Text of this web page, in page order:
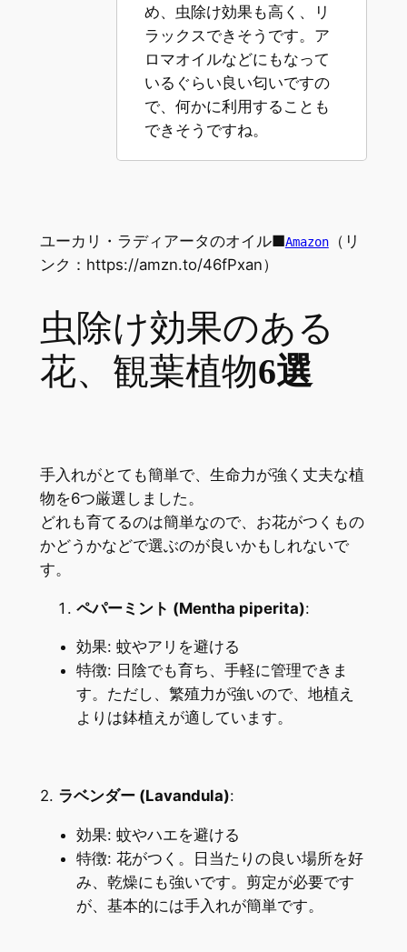
め、虫除け効果も高く、リ
ラックスできそうです。ア
ロマオイルなどにもなって
いるぐらい良い匂いですの
で、何かに利用することも
できそうですね。
ユーカリ・ラディアータのオイル■Amazon（リ
ンク：https://amzn.to/46fPxan）
虫除け効果のある
花、観葉植物6選
手入れがとても簡単で、生命力が強く丈夫な植
物を6つ厳選しました。
どれも育てるのは簡単なので、お花がつくもの
かどうかなどで選ぶのが良いかもしれないで
す。
ペパーミント (Mentha piperita):
効果: 蚊やアリを避ける
特徴: 日陰でも育ち、手軽に管理できま
す。ただし、繁殖力が強いので、地植え
よりは鉢植えが適しています。
2. ラベンダー (Lavandula):
効果: 蚊やハエを避ける
特徴: 花がつく。日当たりの良い場所を好
み、乾燥にも強いです。剪定が必要です
が、基本的には手入れが簡単です。